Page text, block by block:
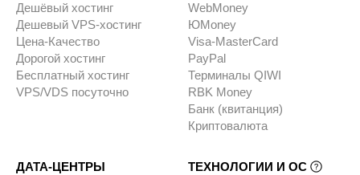
Дешёвый хостинг
Дешевый VPS-хостинг
Цена-Качество
Дорогой хостинг
Бесплатный хостинг
VPS/VDS посуточно
WebMoney
ЮMoney
Visa-MasterCard
PayPal
Терминалы QIWI
RBK Money
Банк (квитанция)
Криптовалюта
ДАТА-ЦЕНТРЫ
ТЕХНОЛОГИИ И ОС